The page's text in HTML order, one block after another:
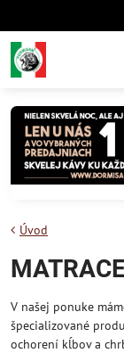
Úvod
V našej ponuke
špecializované
ochorení kĺbov a